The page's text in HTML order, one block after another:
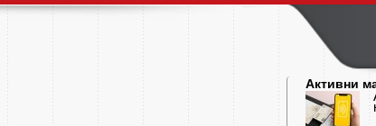
Активни